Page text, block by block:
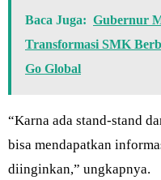
Baca Juga: Gubernur
Transformasi SMK
Go Global
“Karna ada stand-stand
bisa mendapatkan
diinginkan,” ungkapnya.